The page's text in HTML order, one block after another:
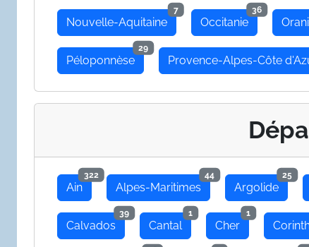
Nouvelle-Aquitaine
7
Occitanie
36
Péloponnèse
29
Provence-Alpes-Côte
Ain
322
Alpes-Maritimes
44
Argolide
25
Calvados
39
Cantal
1
Cher
1